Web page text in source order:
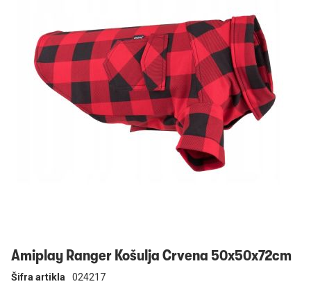
Amiplay Ranger Košulja Crvena 50x50x72cm
Šifra artikla 024217